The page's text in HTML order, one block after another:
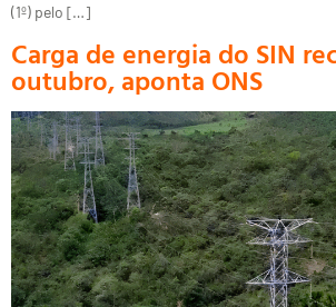
(1º) pelo […]
Carga de energia do SIN
outubro, aponta ONS